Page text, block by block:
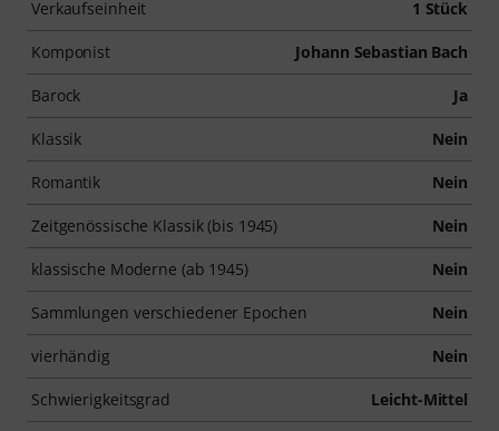
Verkaufseinheit 1 Stück
Komponist Johann Sebastian Bach
Barock Ja
Klassik Nein
Romantik Nein
Zeitgenössische Klassik (bis 1945) Nein
klassische Moderne (ab 1945) Nein
Sammlungen verschiedener Epochen Nein
vierhändig Nein
Schwierigkeitsgrad Leicht-Mittel